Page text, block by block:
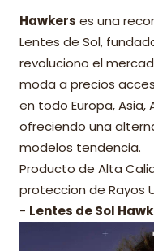
Hawkers es una
Lentes de Sol,
revoluciono el
moda a precios
en todo Europa, Asia,
ofreciendo una
modelos tendencia.
Producto de Alta
proteccion de Rayos
- Lentes de Sol